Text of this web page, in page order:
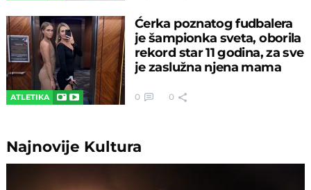
ATLETIKA
Ćerka poznatog fudbalera
je šampionka sveta, oborila
rekord star 11 godina, za sve
je zaslužna njena mama
0 0
Najnovije Kultura